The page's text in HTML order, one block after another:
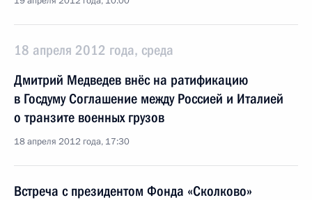
18 апреля 2012 года, среда
Дмитрий Медведев внёс на ратификацию
в Госдуму Соглашение между Россией и Италией
о транзите военных грузов
18 апреля 2012 года, 17:30
Встреча с президентом Фонда «Сколково»